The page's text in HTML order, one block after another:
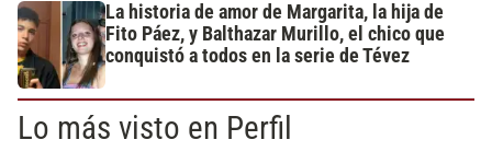
La historia de amor de Margarita, la hija de
Fito Páez, y Balthazar Murillo, el chico que
conquistó a todos en la serie de Tévez
Lo más visto en Perfil